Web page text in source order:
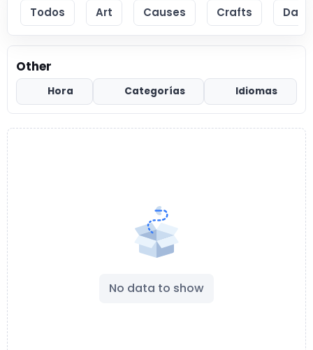
Todos Art Causes Crafts
Other
Hora Categorías Idiomas
No data to show